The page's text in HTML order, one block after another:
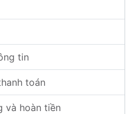
tin
toán
và hoàn tiền